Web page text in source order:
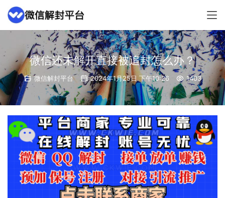
微信还未解开直接被追封怎么办？
微信解封平台 2024年1月25日 下午10:26 1403